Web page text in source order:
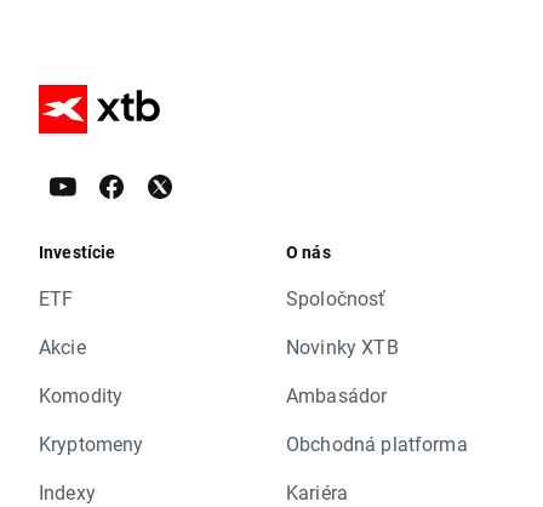
Investície
ETF
Akcie
Komodity
Kryptomeny
Indexy
O nás
Spoločnosť
Novinky XTB
Ambasádor
Obchodná platforma
Kariéra